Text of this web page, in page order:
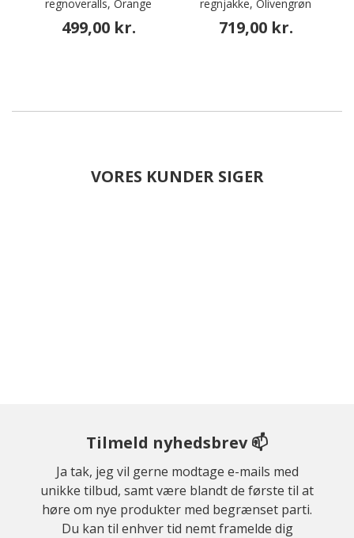
regnoveralls, Orange
499,00 kr.
regnjakke, Olivengrøn
719,00 kr.
VORES KUNDER SIGER
Tilmeld nyhedsbrev 📫
Ja tak, jeg vil gerne modtage e-mails med
unikke tilbud, samt være blandt de første til at
høre om nye produkter med begrænset parti.
Du kan til enhver tid nemt framelde dig